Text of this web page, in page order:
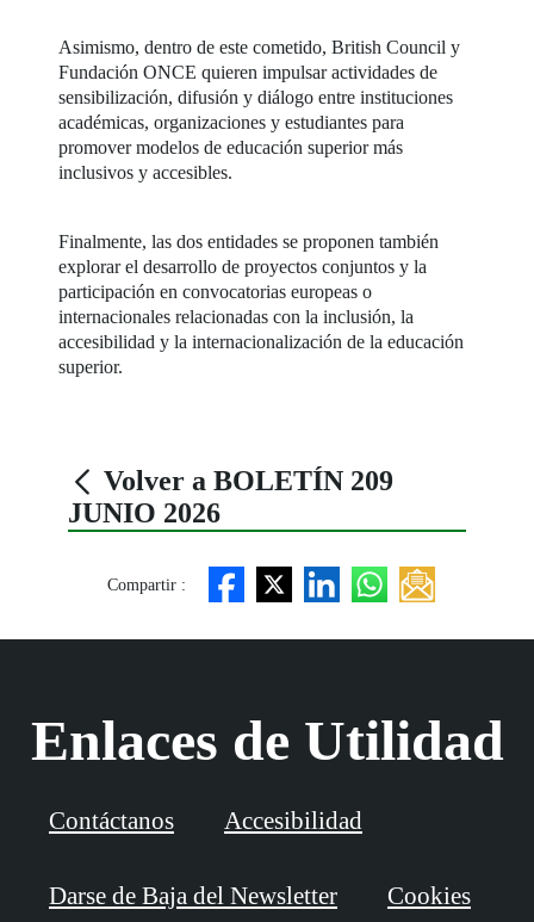
Asimismo, dentro de este cometido, British Council y
Fundación ONCE quieren impulsar actividades de
sensibilización, difusión y diálogo entre instituciones
académicas, organizaciones y estudiantes para
promover modelos de educación superior más
inclusivos y accesibles.
Finalmente, las dos entidades se proponen también
explorar el desarrollo de proyectos conjuntos y la
participación en convocatorias europeas o
internacionales relacionadas con la inclusión, la
accesibilidad y la internacionalización de la educación
superior.
Volver a BOLETÍN 209
JUNIO 2026
Compartir :
Enlaces de Utilidad
Contáctanos Accesibilidad
Darse de Baja del Newsletter Cookies